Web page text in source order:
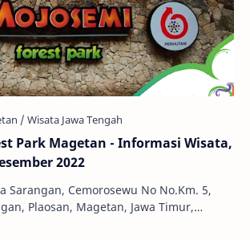
Park Magetan - Informasi Wisata,
2022
Sarangan, Cemorosewu No No.Km. 5,
Plaosan, Magetan, Jawa Timur,